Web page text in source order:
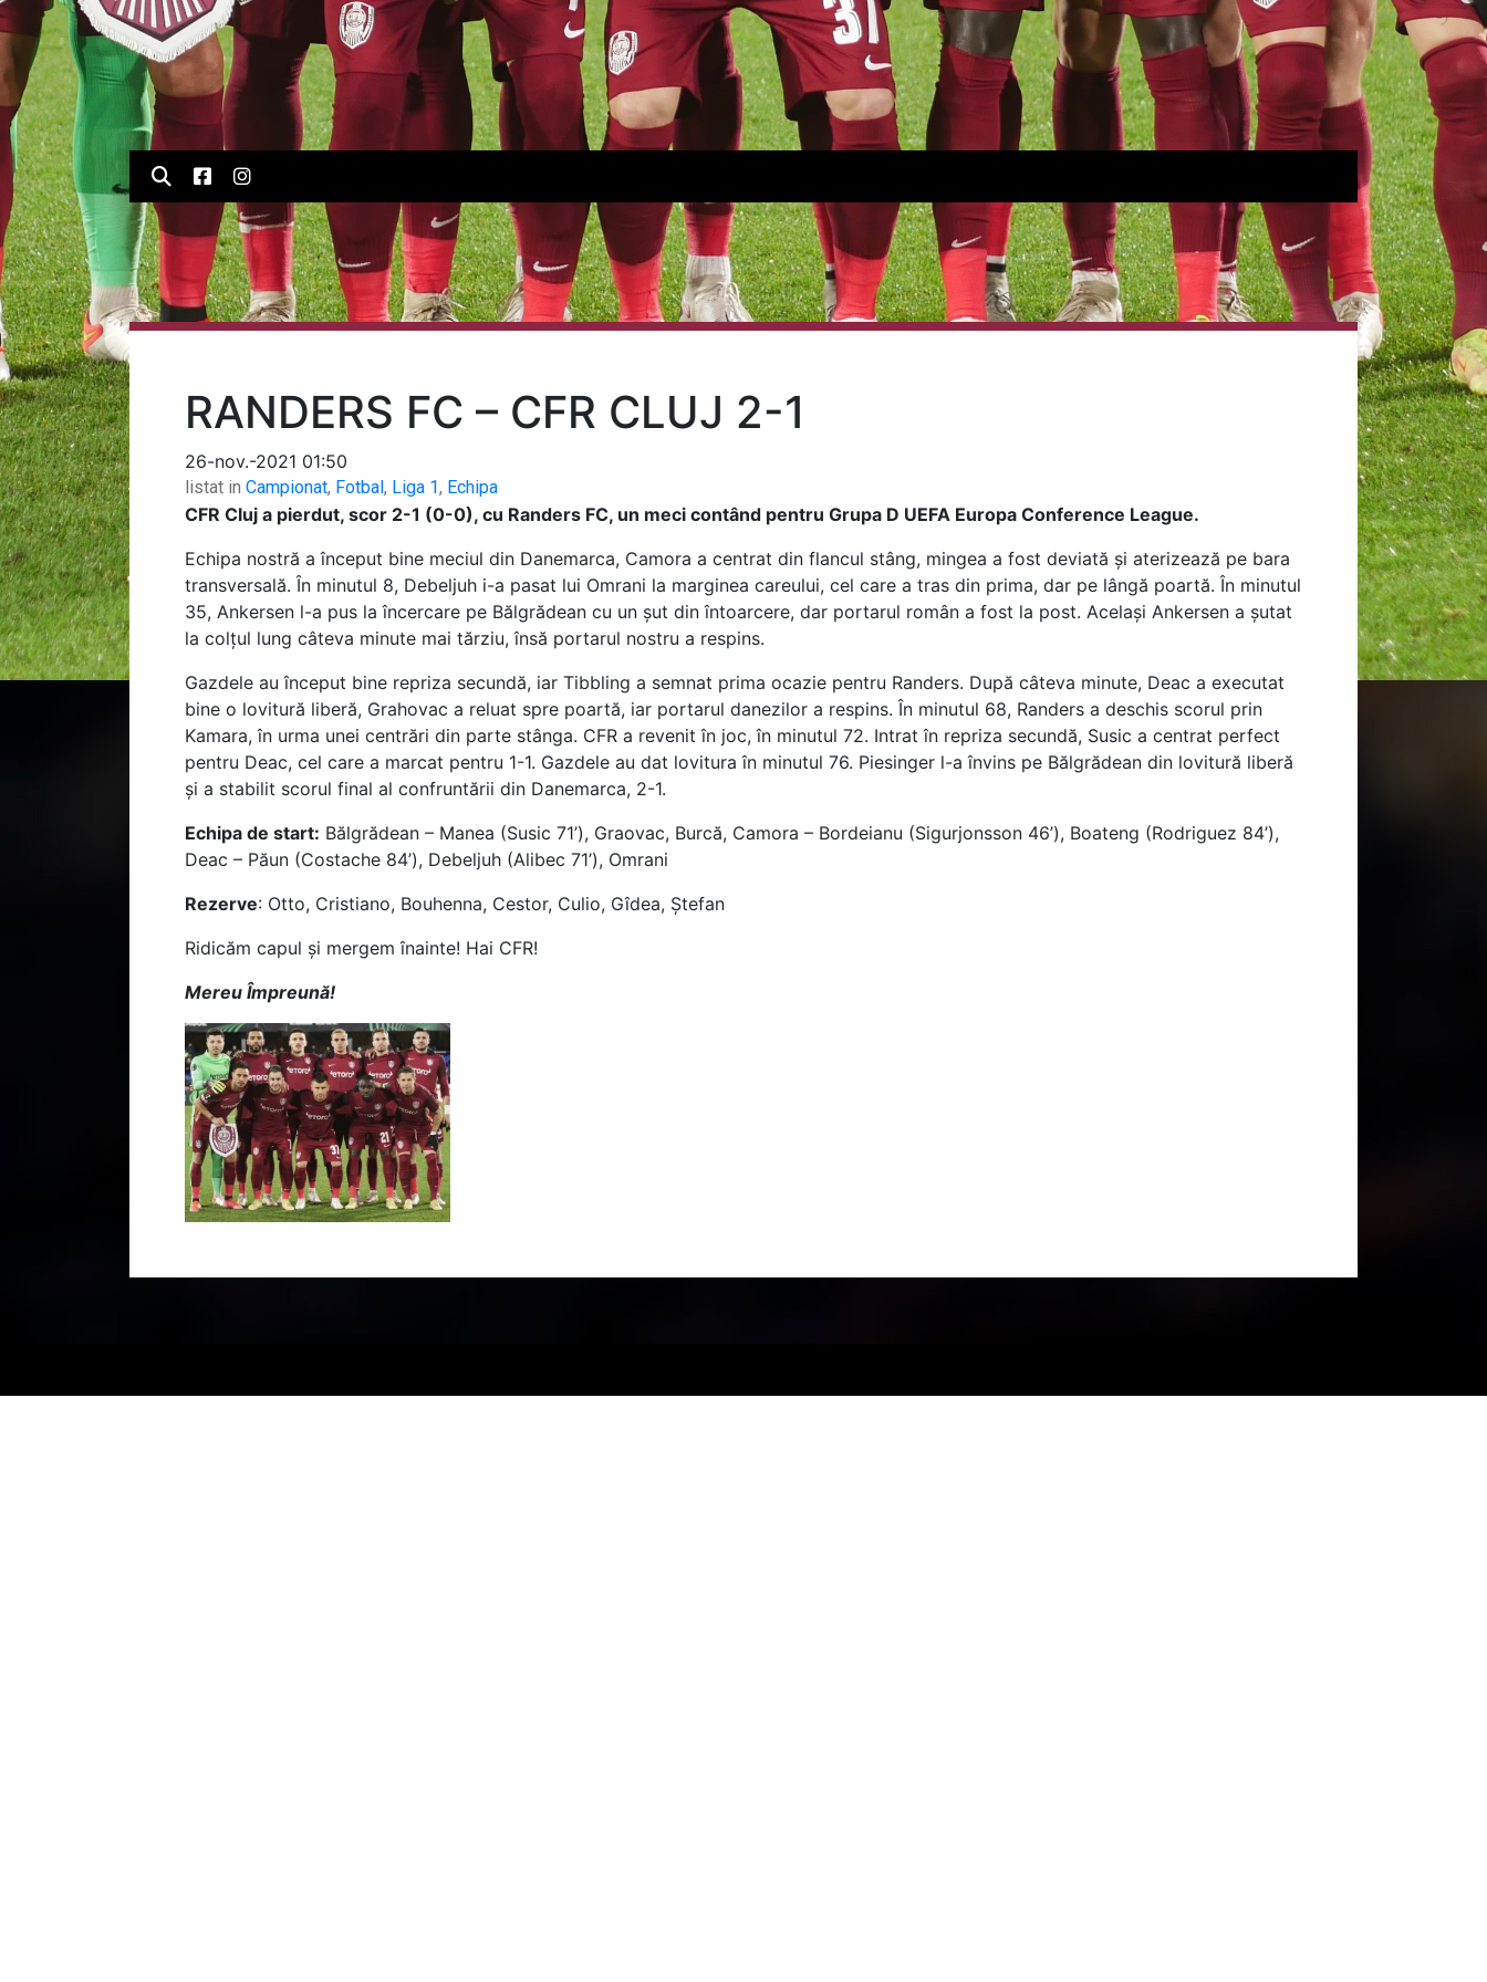
RANDERS FC – CFR CLUJ 2-1
26-nov.-2021 01:50
listat in Campionat, Fotbal, Liga 1, Echipa
CFR Cluj a pierdut, scor 2-1 (0-0), cu Randers FC, un meci contând pentru Grupa D UEFA Europa Conference League.
Echipa nostră a început bine meciul din Danemarca, Camora a centrat din flancul stâng, mingea a fost deviată și aterizează pe bara
transversală. În minutul 8, Debeljuh i-a pasat lui Omrani la marginea careului, cel care a tras din prima, dar pe lângă poartă. În minutul
35, Ankersen l-a pus la încercare pe Bălgrădean cu un șut din întoarcere, dar portarul român a fost la post. Același Ankersen a șutat
la colțul lung câteva minute mai tărziu, însă portarul nostru a respins.
Gazdele au început bine repriza secundă, iar Tibbling a semnat prima ocazie pentru Randers. După câteva minute, Deac a executat
bine o lovitură liberă, Grahovac a reluat spre poartă, iar portarul danezilor a respins. În minutul 68, Randers a deschis scorul prin
Kamara, în urma unei centrări din parte stânga. CFR a revenit în joc, în minutul 72. Intrat în repriza secundă, Susic a centrat perfect
pentru Deac, cel care a marcat pentru 1-1. Gazdele au dat lovitura în minutul 76. Piesinger l-a învins pe Bălgrădean din lovitură liberă
și a stabilit scorul final al confruntării din Danemarca, 2-1.
Echipa de start: Bălgrădean – Manea (Susic 71’), Graovac, Burcă, Camora – Bordeianu (Sigurjonsson 46’), Boateng (Rodriguez 84’),
Deac – Păun (Costache 84’), Debeljuh (Alibec 71’), Omrani
Rezerve: Otto, Cristiano, Bouhenna, Cestor, Culio, Gîdea, Ștefan
Ridicăm capul și mergem înainte! Hai CFR!
Mereu Împreună!